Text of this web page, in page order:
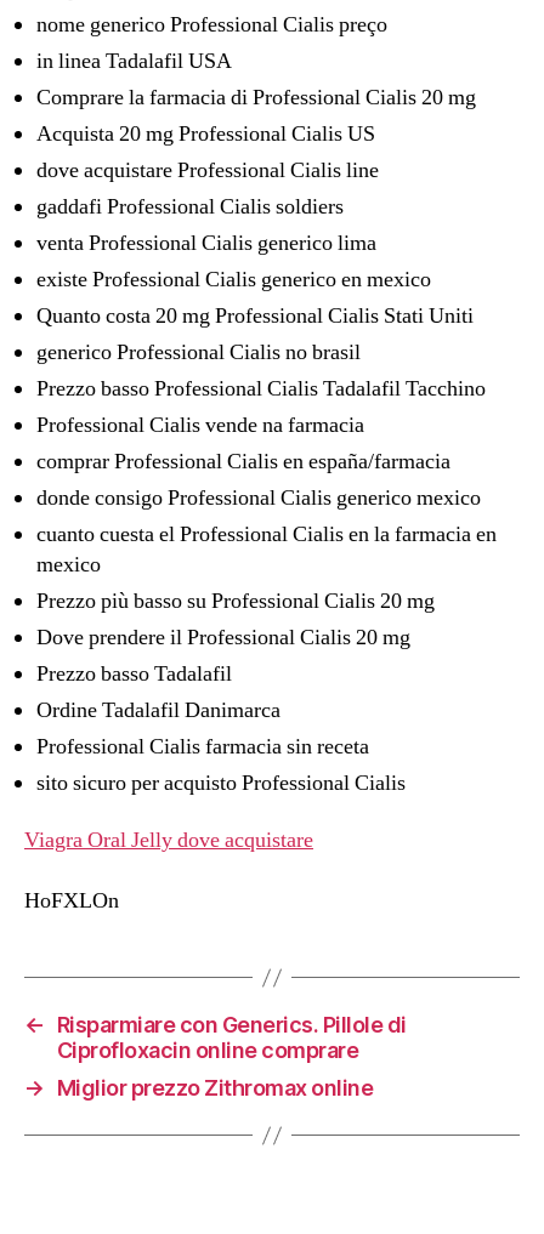
nome generico Professional Cialis preço
in linea Tadalafil USA
Comprare la farmacia di Professional Cialis 20 mg
Acquista 20 mg Professional Cialis US
dove acquistare Professional Cialis line
gaddafi Professional Cialis soldiers
venta Professional Cialis generico lima
existe Professional Cialis generico en mexico
Quanto costa 20 mg Professional Cialis Stati Uniti
generico Professional Cialis no brasil
Prezzo basso Professional Cialis Tadalafil Tacchino
Professional Cialis vende na farmacia
comprar Professional Cialis en españa/farmacia
donde consigo Professional Cialis generico mexico
cuanto cuesta el Professional Cialis en la farmacia en
mexico
Prezzo più basso su Professional Cialis 20 mg
Dove prendere il Professional Cialis 20 mg
Prezzo basso Tadalafil
Ordine Tadalafil Danimarca
Professional Cialis farmacia sin receta
sito sicuro per acquisto Professional Cialis
Viagra Oral Jelly dove acquistare
HoFXLOn
←
Risparmiare con Generics. Pillole di
Ciprofloxacin online comprare
→
Miglior prezzo Zithromax online